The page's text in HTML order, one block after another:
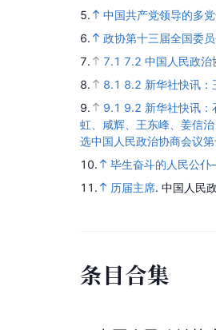
5.
中国共产党领导的多
6.
政协第十三届全国委
7.
7.1 7.2 中国人民政治
8.
8.1 8.2 新华社快讯
9.
9.1 9.2 新华社快讯：
虹、咸辉、王东峰、姜信
选中国人民政治协商会议
10.
毕生奋斗的人民公
11.
历届主席. 中国人民
条目合集